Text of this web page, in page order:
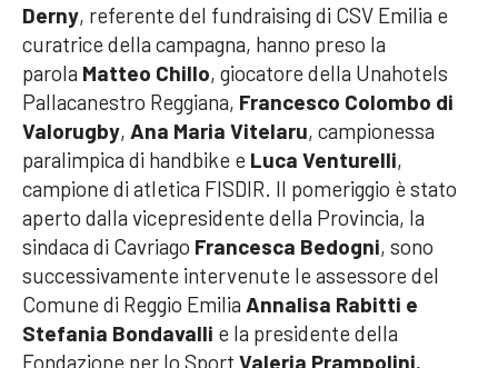
Derny, referente del fundraising di CSV Emilia e
curatrice della campagna, hanno preso la
parola Matteo Chillo, giocatore della Unahotels
Pallacanestro Reggiana, Francesco Colombo di
Valorugby, Ana Maria Vitelaru, campionessa
paralimpica di handbike e Luca Venturelli,
campione di atletica FISDIR. Il pomeriggio è stato
aperto dalla vicepresidente della Provincia, la
sindaca di Cavriago Francesca Bedogni, sono
successivamente intervenute le assessore del
Comune di Reggio Emilia Annalisa Rabitti e
Stefania Bondavalli e la presidente della
Fondazione per lo Sport Valeria Prampolini.